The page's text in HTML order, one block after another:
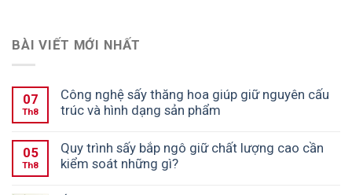
BÀI VIẾT MỚI NHẤT
07
Th8
Công nghệ sấy thăng hoa giúp giữ nguyên cấu
trúc và hình dạng sản phẩm
05
Th8
Quy trình sấy bắp ngô giữ chất lượng cao cần
kiểm soát những gì?